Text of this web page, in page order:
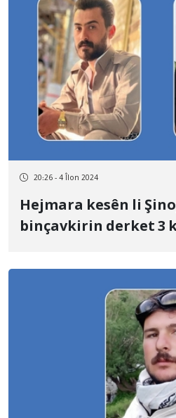
20:26 - 4 Îlon 2024
Hejmara kesên li
binçavkirin derket 3